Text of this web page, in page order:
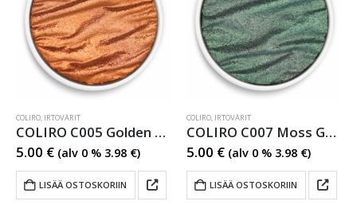
COLIRO, IRTOVÄRIT
COLIRO C005 Golden Orange Metallihohtovesiväri
5.00 € (alv 0 % 3.98 €)
LISÄÄ OSTOSKORIIN
COLIRO, IRTOVÄRIT
COLIRO C007 Moss Green Metallihohtovesiväri
5.00 € (alv 0 % 3.98 €)
LISÄÄ OSTOSKORIIN